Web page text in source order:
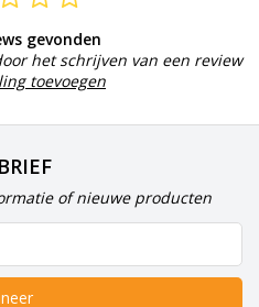
gevonden
het schrijven van een review
toevoegen
of nieuwe producten